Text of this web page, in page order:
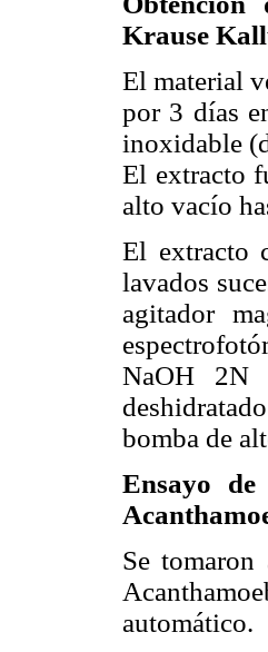
Krause
El material
por 3 días
inoxidable
El extracto
alto vacío
El extracto
lavados
agitador
NaOH 2N
bomba de
Ensayo
Se tomaron
automático.